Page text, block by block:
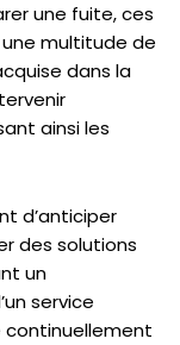
une fuite, ces
multitude de
dans la
ainsi les
d’anticiper
des solutions
un
service
continuellement